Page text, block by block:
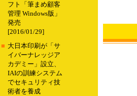
フト「筆まめ顧客
管理 Windows版」
発売
[2016/01/29]
■ 大日本印刷が「サ
イバーナレッジア
カデミー」設立、
IAIの訓練システム
でセキュリティ技
術者を養成